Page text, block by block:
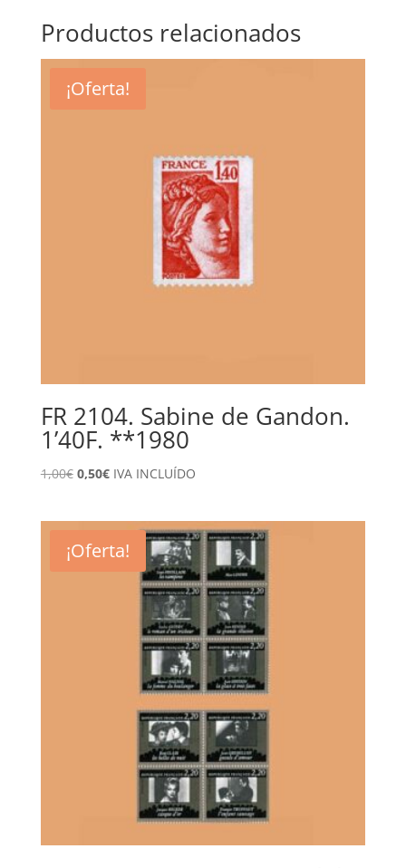
Productos relacionados
¡Oferta!
FR 2104. Sabine de Gandon.
1’40F. **1980
1,00€ El
1,00€.
0,50€El
0,50€.
IVA INCLUÍDO
¡Oferta!